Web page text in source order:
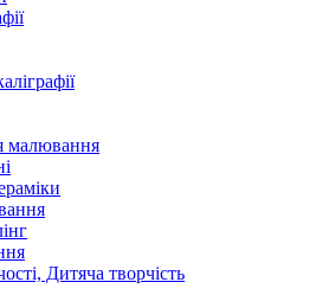
малювання
Дитяча творчість